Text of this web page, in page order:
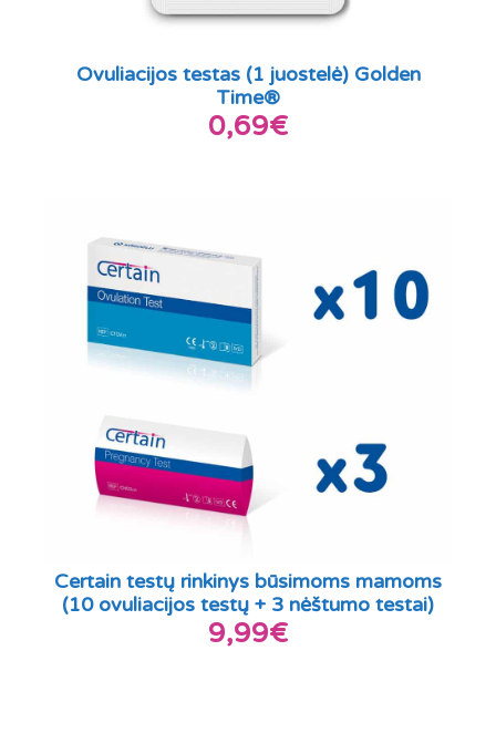
Ovuliacijos testas (1 juostelė) Golden
Time®
0,69€
Certain testų rinkinys būsimoms mamoms
(10 ovuliacijos testų + 3 nėštumo testai)
9,99€